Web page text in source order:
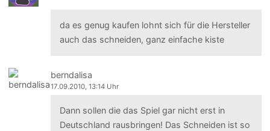
da es genug kaufen lohnt sich für die Hersteller
auch das schneiden, ganz einfache kiste
berndalisa
17.09.2010, 13:14 Uhr
Dann sollen die das Spiel gar nicht erst in
Deutschland rausbringen! Das Schneiden ist so